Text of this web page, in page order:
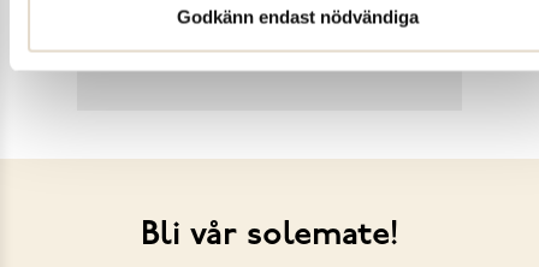
Godkänn endast nödvändiga
Bli vår solemate!